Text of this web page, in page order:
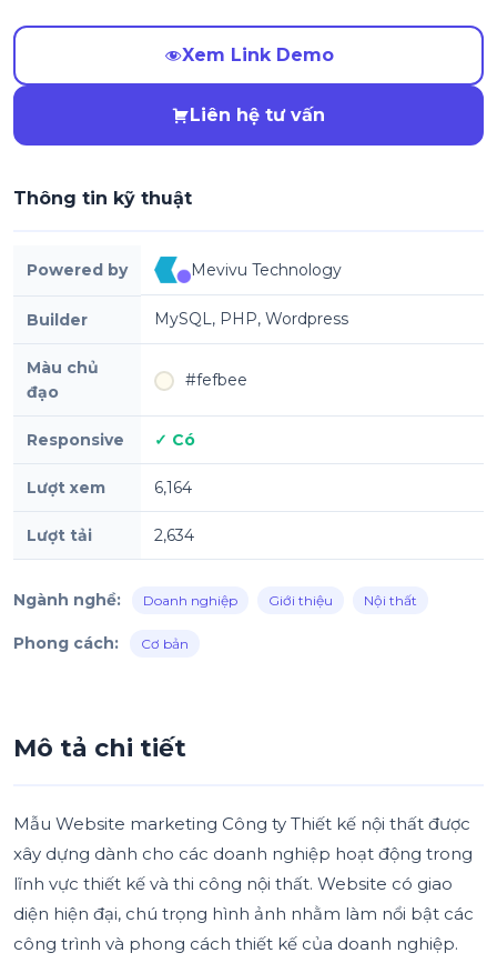
Xem Link Demo
Liên hệ tư vấn
Thông tin kỹ thuật
Powered by Mevivu Technology
Builder MySQL, PHP, Wordpress
Màu chủ
đạo
#fefbee
Responsive ✓ Có
Lượt xem 6,164
Lượt tải 2,634
Ngành nghề: Doanh nghiệp Giới thiệu Nội thất
Phong cách: Cơ bản
Mô tả chi tiết
Mẫu Website marketing Công ty Thiết kế nội thất được
xây dựng dành cho các doanh nghiệp hoạt động trong
lĩnh vực thiết kế và thi công nội thất. Website có giao
diện hiện đại, chú trọng hình ảnh nhằm làm nổi bật các
công trình và phong cách thiết kế của doanh nghiệp.